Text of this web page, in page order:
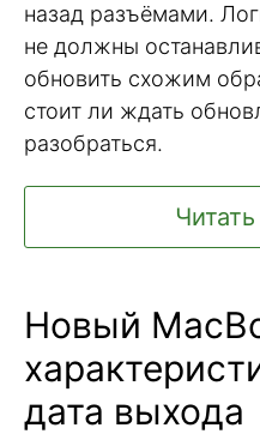
назад разъёмами.
не должны
обновить схожим
стоит ли ждать
разобраться.
Новый
дата выхода